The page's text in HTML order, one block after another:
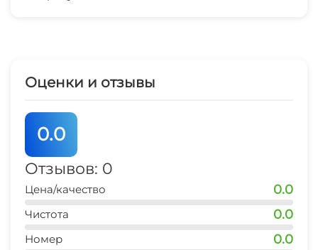
Стиральная машина
СВЧ
Оценки и отзывы
0.0
Отзывов: 0
Цена/качество 0.0
Чистота 0.0
Номер 0.0